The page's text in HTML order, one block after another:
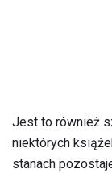
Jest to również
niektórych
stanach